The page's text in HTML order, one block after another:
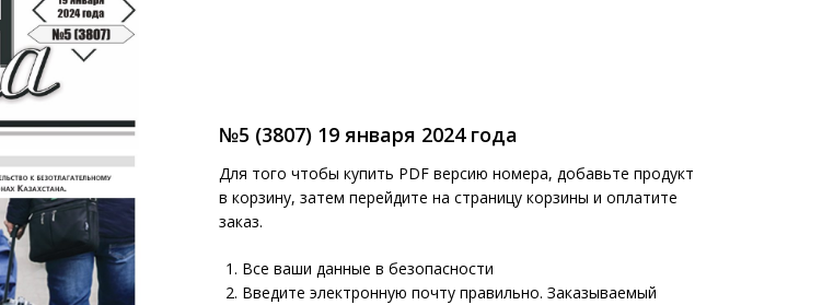
№5 (3807) 19 января 2024 года
Для того чтобы купить PDF версию номера, добавьте продукт
в корзину, затем перейдите на страницу корзины и оплатите
заказ.
Все ваши данные в безопасности
Введите электронную почту правильно. Заказываемый